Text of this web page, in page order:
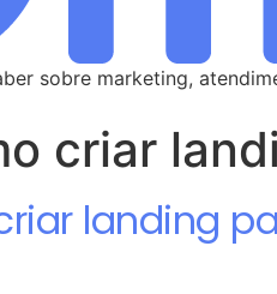
sobre marketing,
criar
landing